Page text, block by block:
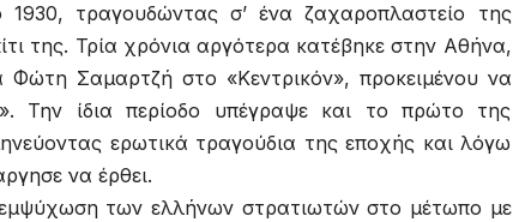
1930, τραγουδώντας σ’ ένα ζαχαροπλαστείο της
της. Τρία χρόνια αργότερα κατέβηκε στην Αθήνα,
Φώτη Σαμαρτζή στο «Κεντρικόν», προκειμένου να
Την ίδια περίοδο υπέγραψε και το πρώτο της
ερωτικά τραγούδια της εποχής και λόγω
να έρθει.
των ελλήνων στρατιωτών στο μέτωπο με